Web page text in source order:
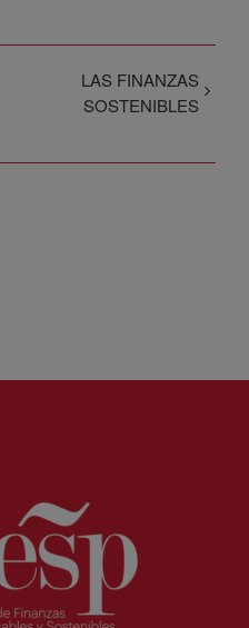
LAS FINANZAS
SOSTENIBLES